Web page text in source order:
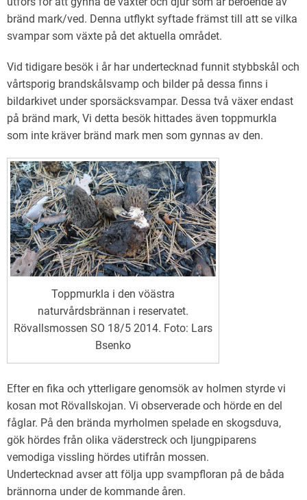
bränd mark/ved. Denna utflykt syftade främst till att se vilka
svampar som växte på det aktuella området.
Vid tidigare besök i år har undertecknad funnit stybbskål och
vårtsporig brandskålsvamp och bilder på dessa finns i
bildarkivet under sporsäcksvampar. Dessa två växer endast
på bränd mark, Vi detta besök hittades även toppmurkla
som inte kräver bränd mark men som gynnas av den.
Toppmurkla i den vöästra
naturvårdsbrännan i reservatet.
Rövallsmossen SO 18/5 2014. Foto: Lars
Bsenko
Efter en fika och ytterligare genomsök av holmen styrde vi
kosan mot Rövallskojan. Vi observerade och hörde en del
fåglar. På den brända myrholmen spelade en skogsduva,
gök hördes från olika väderstreck och ljungpiparens
vemodiga vissling hördes utifrån mossen.
Undertecknad avser att följa upp svampfloran på de båda
brännorna under de kommande åren.